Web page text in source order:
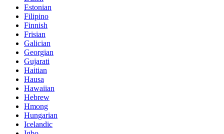
Estonian
Filipino
Finnish
Frisian
Galician
Georgian
Gujarati
Haitian
Hausa
Hawaiian
Hebrew
Hmong
Hungarian
Icelandic